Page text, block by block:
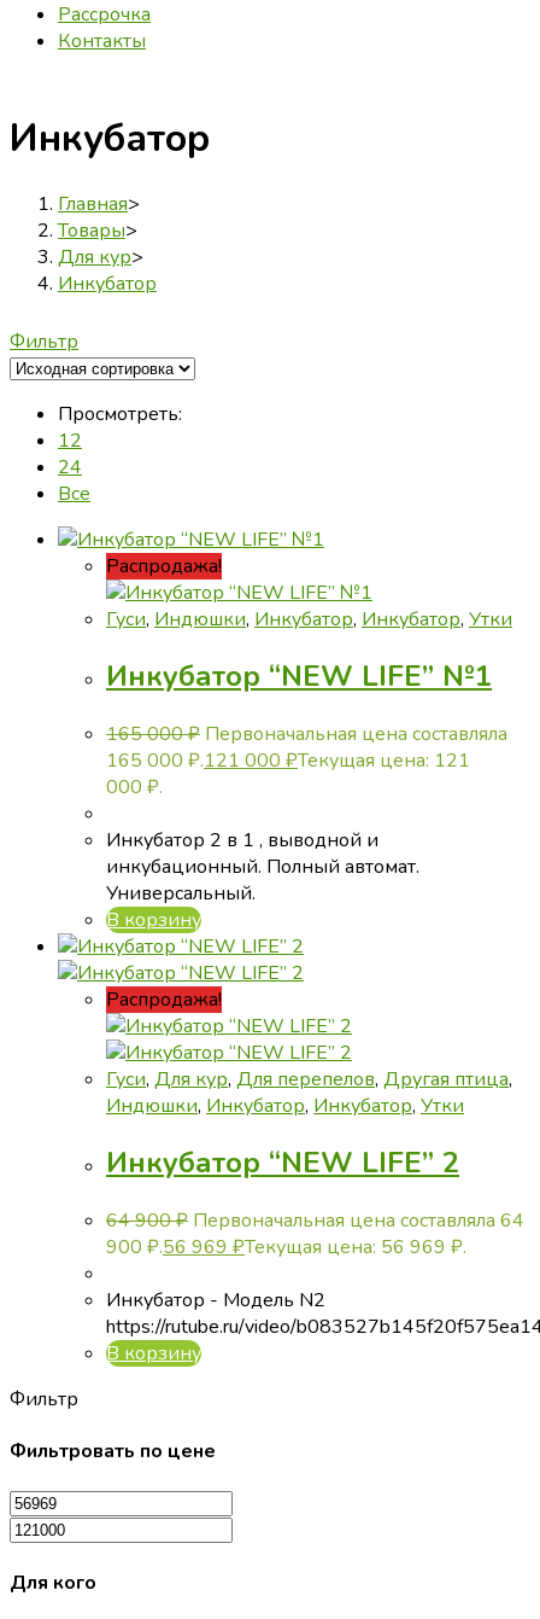
Рассрочка
Контакты
Инкубатор
Главная>
Товары>
Для кур>
Инкубатор
Фильтр
Просмотреть:
12
24
Все
Распродажа!
Гуси, Индюшки, Инкубатор, Инкубатор, Утки
Инкубатор “NEW LIFE” №1
165 000₽ Первоначальная цена составляла
165 000 ₽.121 000 ₽Текущая цена: 121
000 ₽.
Инкубатор 2 в 1 , выводной и
инкубационный. Полный автомат.
Универсальный.
В корзину
Распродажа!
Гуси, Для кур, Для перепелов, Другая птица,
Индюшки, Инкубатор, Инкубатор, Утки
Инкубатор “NEW LIFE” 2
64 900₽ Первоначальная цена составляла 64
900 ₽.56 969 ₽Текущая цена: 56 969 ₽.
Инкубатор - Модель N2
https://rutube.ru/video/
В корзину
Фильтр
Фильтровать по цене
Для кого